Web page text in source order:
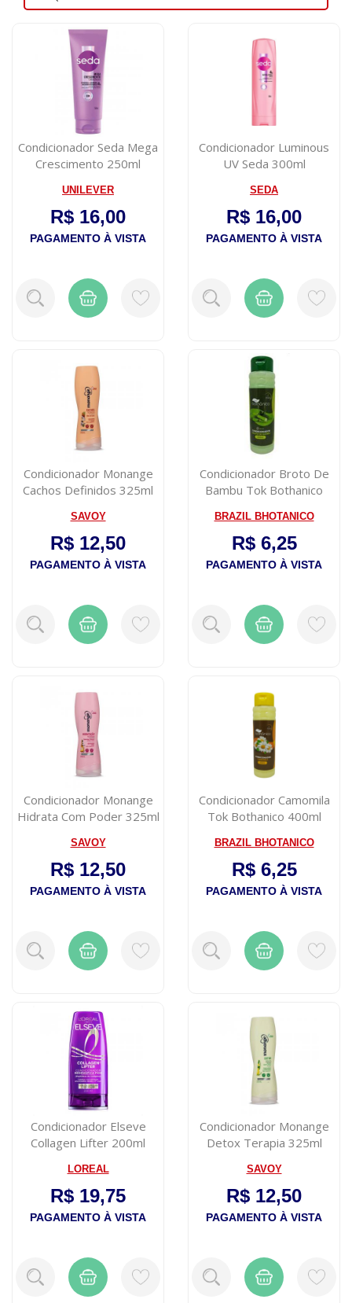
Condicionador Seda Mega
Crescimento 250ml
UNILEVER
R$ 16,00
PAGAMENTO À VISTA
Condicionador Luminous
UV Seda 300ml
SEDA
R$ 16,00
PAGAMENTO À VISTA
Condicionador Monange
Cachos Definidos 325ml
SAVOY
R$ 12,50
PAGAMENTO À VISTA
Condicionador Broto De
Bambu Tok Bothanico
BRAZIL BHOTANICO
R$ 6,25
PAGAMENTO À VISTA
Condicionador Monange
Hidrata Com Poder 325ml
SAVOY
R$ 12,50
PAGAMENTO À VISTA
Condicionador Camomila
Tok Bothanico 400ml
BRAZIL BHOTANICO
R$ 6,25
PAGAMENTO À VISTA
Condicionador Elseve
Collagen Lifter 200ml
LOREAL
R$ 19,75
PAGAMENTO À VISTA
Condicionador Monange
Detox Terapia 325ml
SAVOY
R$ 12,50
PAGAMENTO À VISTA